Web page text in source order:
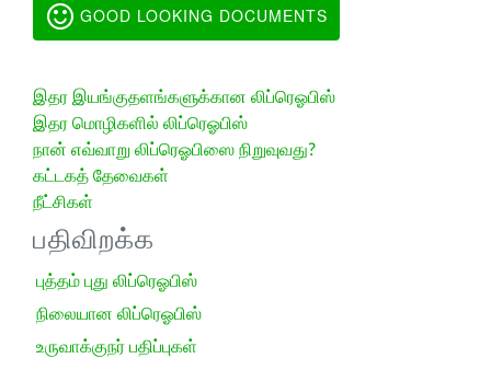
GOOD LOOKING DOCUMENTS
இதர இயங்குதளங்களுக்கான லிப்ரெஓபிஸ்
இதர மொழிகளில் லிப்ரெஓபிஸ்
நான் எவ்வாறு லிப்ரெஓபிஸை நிறுவுவது?
கட்டகத் தேவைகள்
நீட்சிகள்
பதிவிறக்க
புத்தம் புது லிப்ரெஓபிஸ்
நிலையான லிப்ரெஓபிஸ்
உருவாக்குநர் பதிப்புகள்